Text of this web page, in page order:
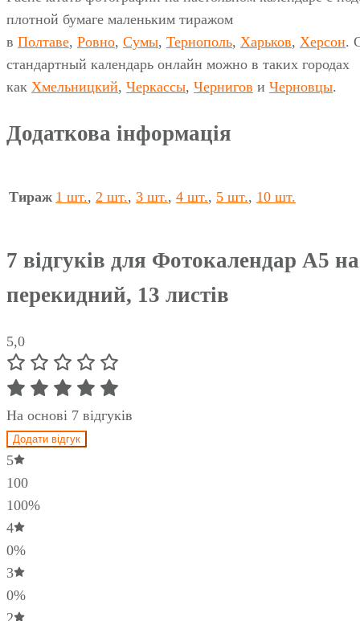
плотной бумаге маленьким тиражом
в Полтаве, Ровно, Сумы, Тернополь, Харьков, Херсон.
стандартный календарь онлайн можно в таких городах
как Хмельницкий, Черкассы, Чернигов и Черновцы.
Додаткова інформація
Тираж 1 шт., 2 шт., 3 шт., 4 шт., 5 шт., 10 шт.
7 відгуків для Фотокалендар А5
перекидний, 13 листів
5,0
На основі 7 відгуків
Додати відгук
5
100
100%
4
0%
3
0%